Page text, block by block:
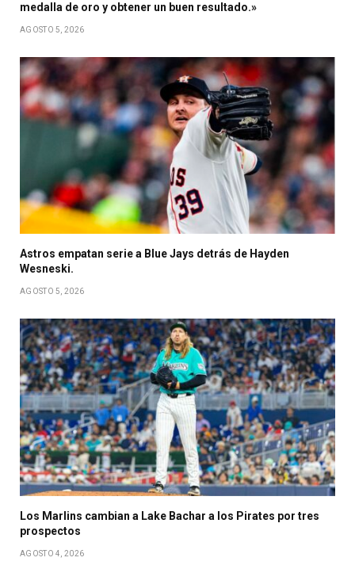
medalla de oro y obtener un buen resultado.»
AGOSTO 5, 2026
Astros empatan serie a Blue Jays detrás de Hayden
Wesneski.
AGOSTO 5, 2026
Los Marlins cambian a Lake Bachar a los Pirates por tres
prospectos
AGOSTO 4, 2026